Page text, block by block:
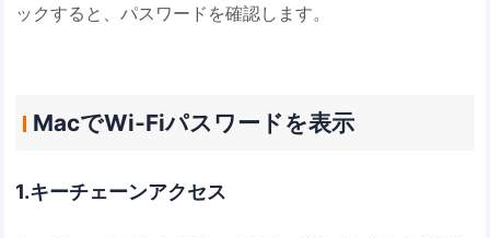
ックすると、パスワードを確認します。
MacでWi‐Fiパスワードを表示
1.キーチェーンアクセス